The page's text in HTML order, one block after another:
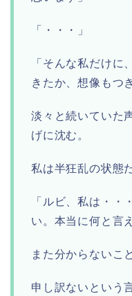
「・・・」
「そんな私だけに
きたか、想像もつ
淡々と続いていた
げに沈む。
私は半狂乱の状態
「ルビ、私は・・
い。本当に何と言
また分からないこ
申し訳ないという